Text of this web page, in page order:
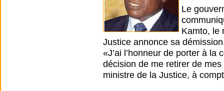
Le
Kamto, le
Justice annonce sa
«J’ai l’honneur de porter à
décision de me retirer de
ministre de la Justice, à